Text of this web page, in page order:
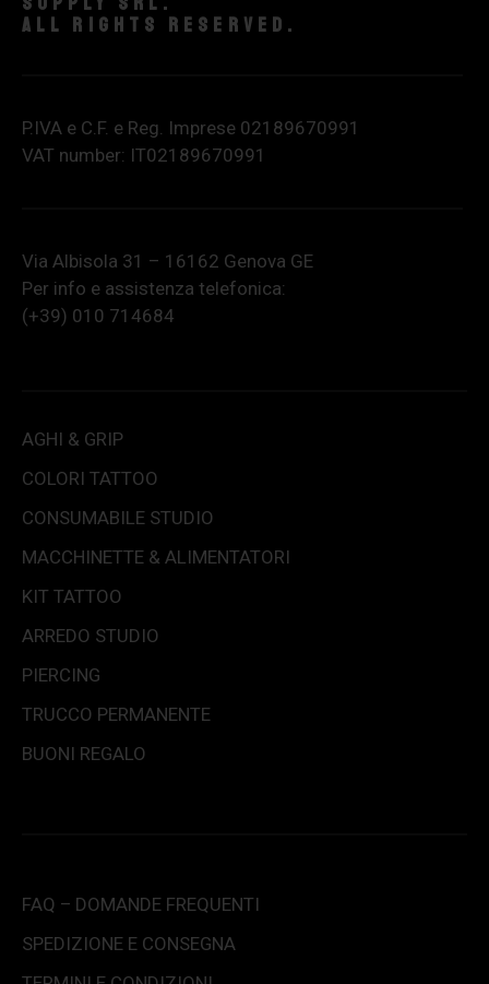
All rights reserved.
P.IVA e C.F. e Reg. Imprese 02189670991
VAT number: IT02189670991
Via Albisola 31 – 16162 Genova GE
Per info e assistenza telefonica:
(+39) 010 714684
AGHI & GRIP
COLORI TATTOO
CONSUMABILE STUDIO
MACCHINETTE & ALIMENTATORI
KIT TATTOO
ARREDO STUDIO
PIERCING
TRUCCO PERMANENTE
BUONI REGALO
FAQ – DOMANDE FREQUENTI
SPEDIZIONE E CONSEGNA